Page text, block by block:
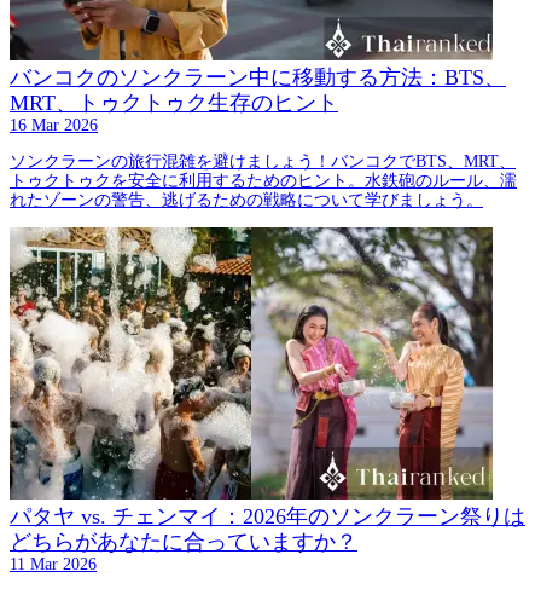
バンコクのソンクラーン中に移動する方法：BTS、
MRT、トゥクトゥク生存のヒント
16 Mar 2026
ソンクラーンの旅行混雑を避けましょう！バンコクでBTS、MRT、
トゥクトゥクを安全に利用するためのヒント。水鉄砲のルール、濡
れたゾーンの警告、逃げるための戦略について学びましょう。
パタヤ vs. チェンマイ：2026年のソンクラーン祭りは
どちらがあなたに合っていますか？
11 Mar 2026